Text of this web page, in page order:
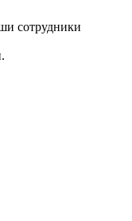
сотрудники